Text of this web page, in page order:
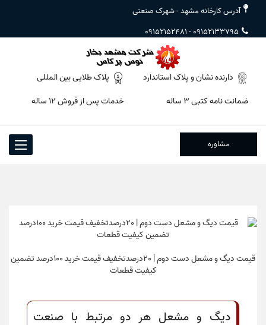
آدرس کارخانه مشهد - شهرک صنعتی
09152133795
-
09152152481
دارنده نشان و پلاک استاندارد
ضمانت نامه کتبی ۳ ساله
پلاک طلایی بین المللی
خدمات پس از فروش ۱۲ ساله
Toggle
مشاوره
قیمت دیگ و مشعل دست دوم | 20درصدتخفیف قیمت خرید 100درصد تضمین
کیفیت قطعات
دیگ و مشعل هر دو مرتبط با صنعت